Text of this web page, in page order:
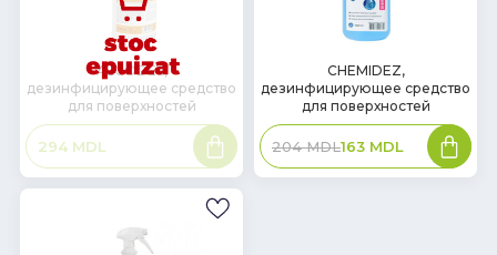
ALCODES,
дезинфицирующее средство
для поверхностей
294 MDL
Подробнее
наличии
CHEMIDEZ,
дезинфицирующее средство
для поверхностей
204MDL163 MDL
В
корзину